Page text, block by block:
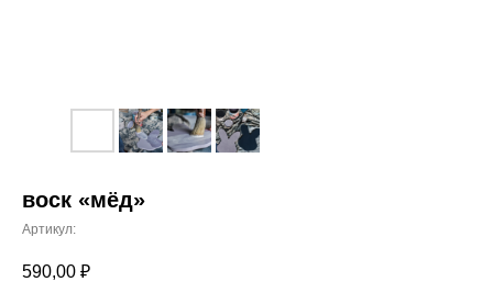
воск «мёд»
Артикул:
590,00 ₽